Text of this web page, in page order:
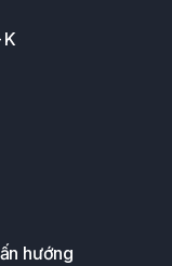
K
hướng